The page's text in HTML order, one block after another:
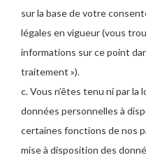
sur la base de votre
légales en vigueur (vous
informations sur ce point
traitement »).
c. Vous n’êtes tenu ni par
données personnelles à
certaines fonctions de nos
mise à disposition des